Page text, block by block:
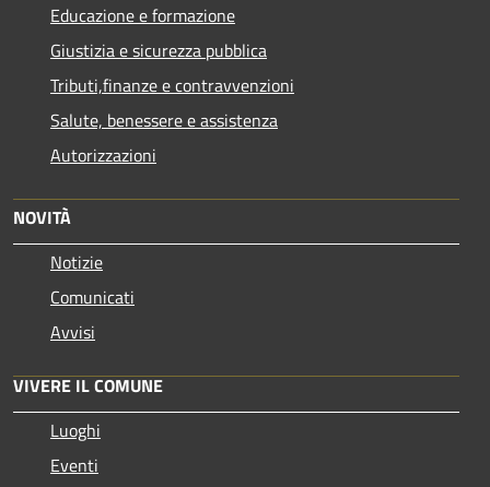
Educazione e formazione
Giustizia e sicurezza pubblica
Tributi,finanze e contravvenzioni
Salute, benessere e assistenza
Autorizzazioni
NOVITÀ
Notizie
Comunicati
Avvisi
VIVERE IL COMUNE
Luoghi
Eventi